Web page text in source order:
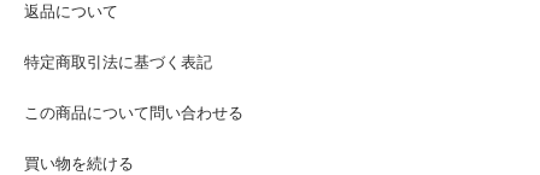
返品について
特定商取引法に基づく表記
この商品について問い合わせる
買い物を続ける